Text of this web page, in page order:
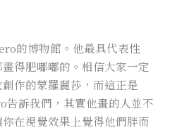
的博物館。他最具代表性
得肥嘟嘟的。相信大家一定
作的蒙羅麗莎，而這正是
訴我們，其實他畫的人並不
在視覺效果上覺得他們胖而